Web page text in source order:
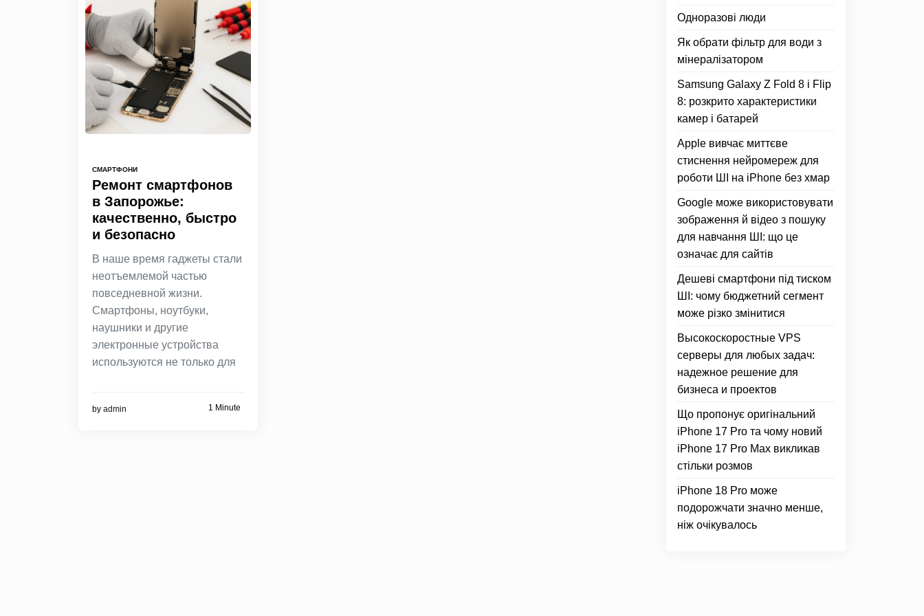
СМАРТФОНИ
Ремонт смартфонов
в Запорожье:
качественно, быстро
и безопасно
В наше время гаджеты стали
неотъемлемой частью
повседневной жизни.
Смартфоны, ноутбуки,
наушники и другие
электронные устройства
используются не только для
by admin 1 Minute
Одноразові люди
Як обрати фільтр для води з
мінералізатором
Samsung Galaxy Z Fold 8 і Flip
8: розкрито характеристики
камер і батарей
Apple вивчає миттєве
стиснення нейромереж для
роботи ШІ на iPhone без хмар
Google може використовувати
зображення й відео з пошуку
для навчання ШІ: що це
означає для сайтів
Дешеві смартфони під тиском
ШІ: чому бюджетний сегмент
може різко змінитися
Высокоскоростные VPS
серверы для любых задач:
надежное решение для
бизнеса и проектов
Що пропонує оригінальний
iPhone 17 Pro та чому новий
iPhone 17 Pro Max викликав
стільки розмов
iPhone 18 Pro може
подорожчати значно менше,
ніж очікувалось